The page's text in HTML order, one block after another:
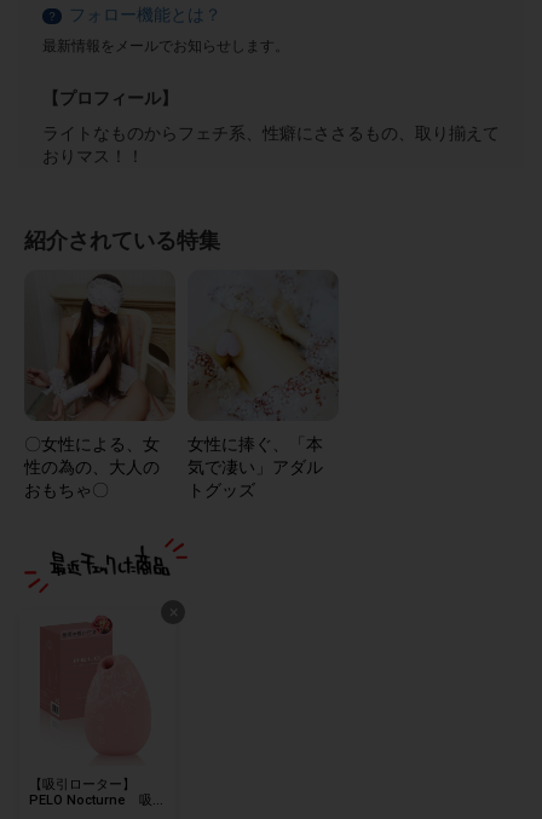
？ フォロー機能とは？
最新情報をメールでお知らせします。
【プロフィール】
ライトなものからフェチ系、性癖にささるもの、取り揃えて
おりマス！！
紹介されている特集
〇女性による、女
性の為の、大人の
おもちゃ〇
女性に捧ぐ、「本
気で凄い」アダル
トグッズ
×
【吸引ローター】
PELO Nocturne 吸引